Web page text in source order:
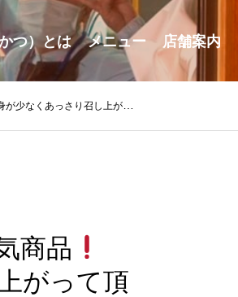
つ）とは メニュー 店舗案内
くあっさり召し上がって頂けます。
商品
がって頂